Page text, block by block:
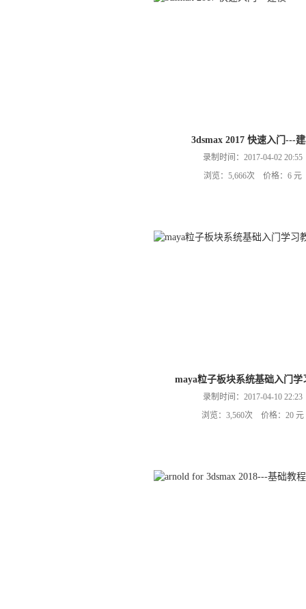
3dsmax 2017 快速入门---
录制时间：2017-04-02 20:55
浏览：5,666次 价格：6 元
maya粒子板块系统基础入门学
录制时间：2017-04-10 22:23
浏览：3,560次 价格：20 元